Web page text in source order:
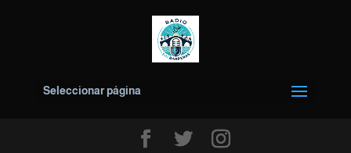
Seleccionar página